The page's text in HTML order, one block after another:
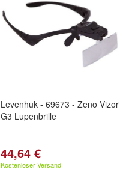
Levenhuk - 69673 - Zeno Vizor
G3 Lupenbrille
44,64 €
Kostenloser Versand